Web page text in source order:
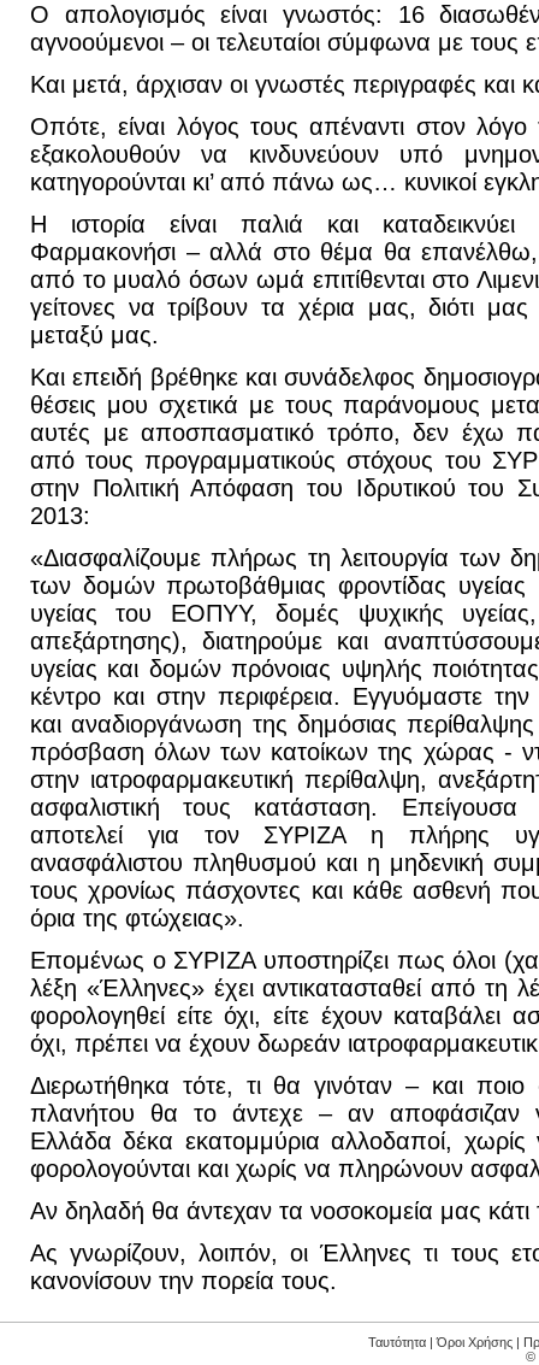
Ο απολογισμός είναι γνωστός: 16
αγνοούμενοι – οι τελευταίοι σύμφωνα με τους
Και μετά, άρχισαν οι γνωστές περιγραφές και
Οπότε, είναι λόγος τους απέναντι στον
εξακολουθούν να κινδυνεύουν υπό
κατηγορούνται κι’ από πάνω ως… κυνικοί
Η ιστορία είναι παλιά και καταδεικνύει
Φαρμακονήσι – αλλά στο θέμα θα
από το μυαλό όσων ωμά επιτίθενται στο
γείτονες να τρίβουν τα χέρια μας, διότι
μεταξύ μας.
Και επειδή βρέθηκε και συνάδελφος
θέσεις μου σχετικά με τους παράνομους
αυτές με αποσπασματικό τρόπο, δεν έχω
από τους προγραμματικούς στόχους του
στην Πολιτική Απόφαση του Ιδρυτικού του
2013:
«Διασφαλίζουμε πλήρως τη λειτουργία των
των δομών πρωτοβάθμιας φροντίδας υγείας
υγείας του ΕΟΠΥΥ, δομές ψυχικής
απεξάρτησης), διατηρούμε και
υγείας και δομών πρόνοιας υψηλής
κέντρο και στην περιφέρεια. Εγγυόμαστε την
και αναδιοργάνωση της δημόσιας
πρόσβαση όλων των κατοίκων της χώρας -
στην ιατροφαρμακευτική περίθαλψη,
ασφαλιστική τους κατάσταση. Επείγουσα
αποτελεί για τον ΣΥΡΙΖΑ η πλήρης
ανασφάλιστου πληθυσμού και η μηδενική
τους χρονίως πάσχοντες και κάθε ασθενή
όρια της φτώχειας».
Επομένως ο ΣΥΡΙΖΑ υποστηρίζει πως όλοι
λέξη «Έλληνες» έχει αντικατασταθεί από τη
φορολογηθεί είτε όχι, είτε έχουν καταβάλει
όχι, πρέπει να έχουν δωρεάν
Διερωτήθηκα τότε, τι θα γινόταν – και
πλανήτου θα το άντεχε – αν αποφάσιζαν
Ελλάδα δέκα εκατομμύρια αλλοδαποί, χωρίς
φορολογούνται και χωρίς να πληρώνουν
Αν δηλαδή θα άντεχαν τα νοσοκομεία μας κάτι
Ας γνωρίζουν, λοιπόν, οι Έλληνες τι τους
κανονίσουν την πορεία τους.
Ταυτότητα |Όροι Χρήσης |
©